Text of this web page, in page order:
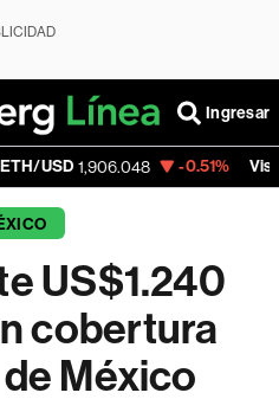
Ingresar
1,906.048 -0.51% Visa 368.54
US$1.240
cobertura
México